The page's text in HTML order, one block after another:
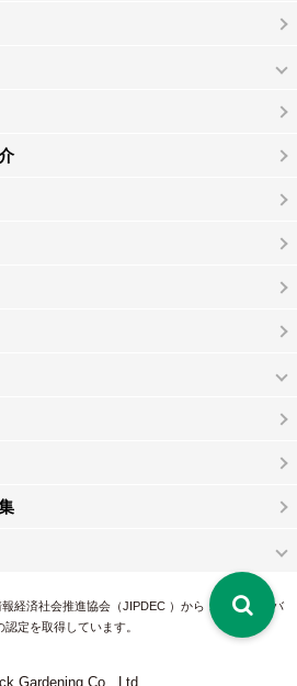
経済社会推進協会（JIPDEC ）から 、「 プライバ
定を取得しています。
Gardening Co., Ltd.